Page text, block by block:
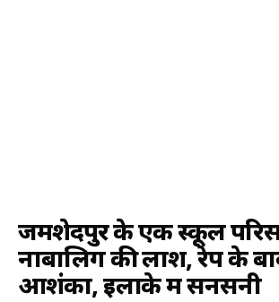
जमशेदपुर के एक स्कूल
नाबालिग की लाश, रेप के
आशंका, इलाके में सनसनी